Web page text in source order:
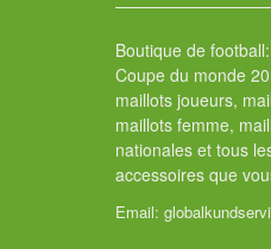
Boutique de
Coupe du monde
maillots joueurs,
maillots femme,
nationales et tous
accessoires que
Email: